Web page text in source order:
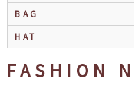
BAG
HAT
FASHION